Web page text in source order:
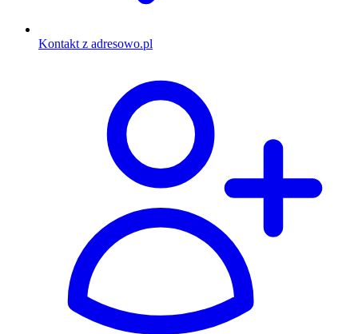
Kontakt z adresowo.pl